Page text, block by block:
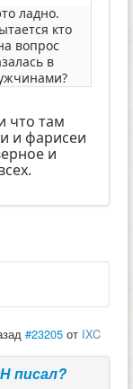
ладно.
кто
вопрос
в
что там
и фарисеи
и
#23205 от IXC
писал?